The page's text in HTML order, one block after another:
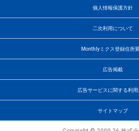
個人情報保護方針
二次利用について
Monthlyミクス登録住所
広告掲載
広告サービスに関する利用
サイトマップ